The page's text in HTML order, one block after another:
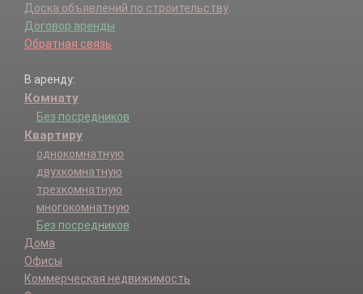
Доска объявлений по строительству
Договор аренды
Обратная связь
В аренду:
Комнату
Без посредников
Квартиру
однокомнатную
двухкомнатную
трехкомнатную
многокомнатную
Без посредников
Дома
Офисы
Коммерческая недвижимость